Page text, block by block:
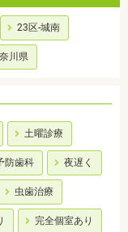
23区-城南
川県
土曜診療
防歯科 夜遅く
虫歯治療
完全個室あり